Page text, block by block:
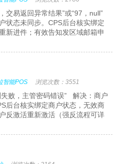
易返回异常结果”或“97，null”
状态未同步。CPS后台核实绑定
新进件；有效告知发区域邮箱申
智能POS 浏览次数：3551
败，主管密码错误” 解决：商户
后台核实绑定商户状态，无效商
反激活重新激活（强反流程可详